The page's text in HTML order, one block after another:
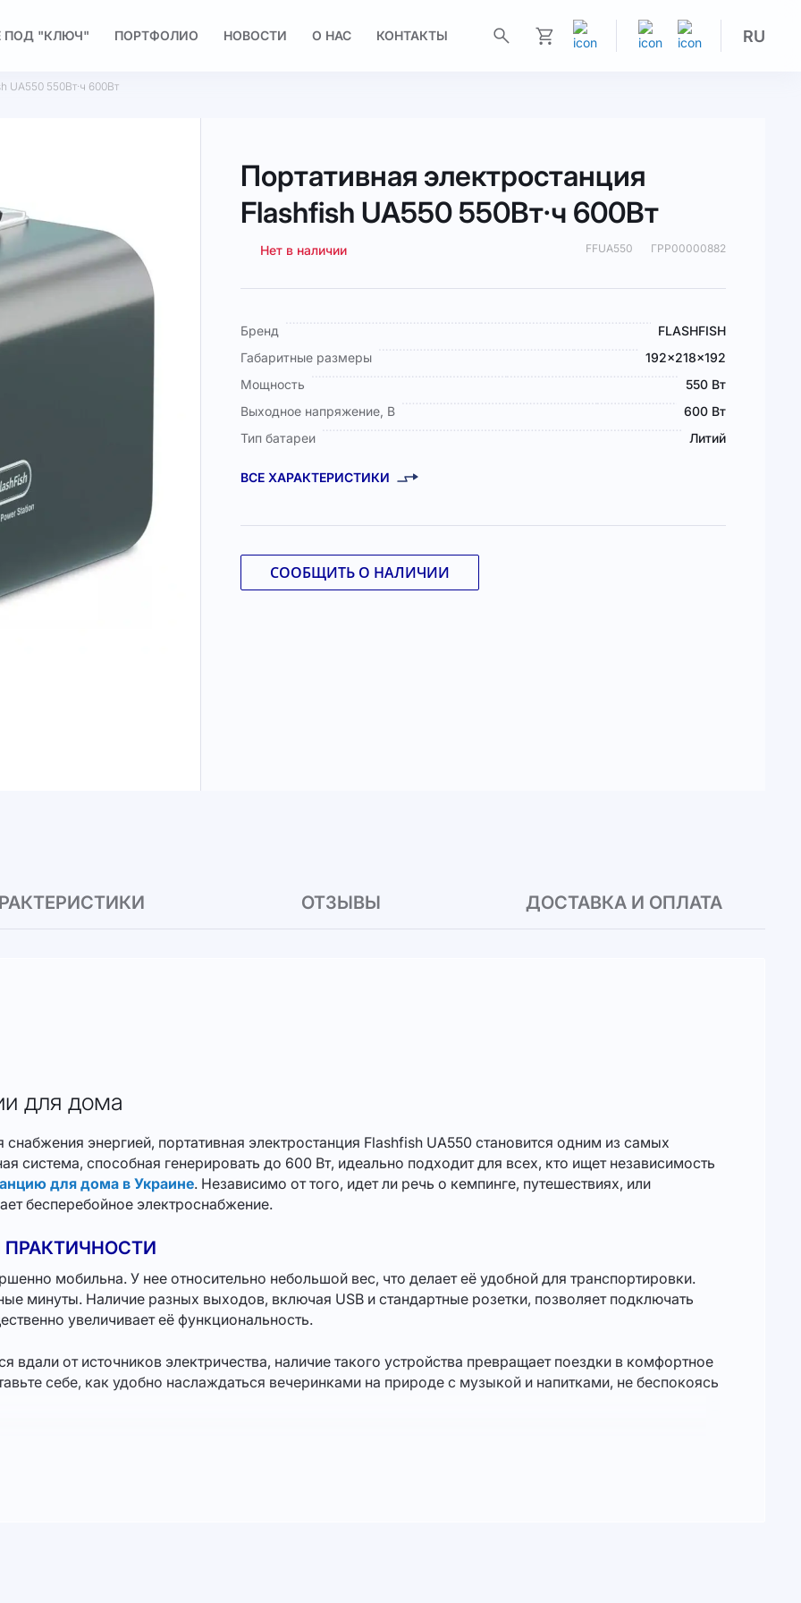
ПОД "КЛЮЧ" ПОРТФОЛИО НОВОСТИ О НАС
КОНТАКТЫ
RU
UA550 550Вт·ч 600Вт
Портативная электростанция
Flashfish UA550 550Вт·ч 600Вт
Нет в наличии FFUA550 ГРР00000882
Подробная
информация
Бренд
FLASHFISH
Габаритные размеры
192x218x192
Мощность
550 Вт
Выходное напряжение, В
600 Вт
Тип батареи
Литий
ВСЕ ХАРАКТЕРИСТИКИ
СООБЩИТЬ О НАЛИЧИИ
ОТЗЫВЫ ДОСТАВКА И ОПЛАТА
для дома
энергией, портативная электростанция Flashfish UA550 становится одним из самых
система, способная генерировать до 600 Вт, идеально подходит для всех, кто ищет независимость
для дома в Украине. Независимо от того, идет ли речь о кемпинге, путешествиях, или
бесперебойное электроснабжение.
мобильна. У нее относительно небольшой вес, что делает её удобной для транспортировки.
минуты. Наличие разных выходов, включая USB и стандартные розетки, позволяет подключать
увеличивает её функциональность.
вдали от источников электричества, наличие такого устройства превращает поездки в комфортное
себе, как удобно наслаждаться вечеринками на природе с музыкой и напитками, не беспокоясь
необходимых устройств: от смартфонов и планшетов до небольших бытовых приборов.